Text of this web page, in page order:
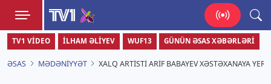
TV1
Zamanı bizimlə yaşa!
TV1 VIDEO İLHAM ƏLIYEV WUF13 GÜNÜN ƏSAS XƏBƏRLƏRI
ƏSAS MƏDƏNIYYƏT XALQ ARTISTI ARIF BABAYEV XƏSTƏXANAYA